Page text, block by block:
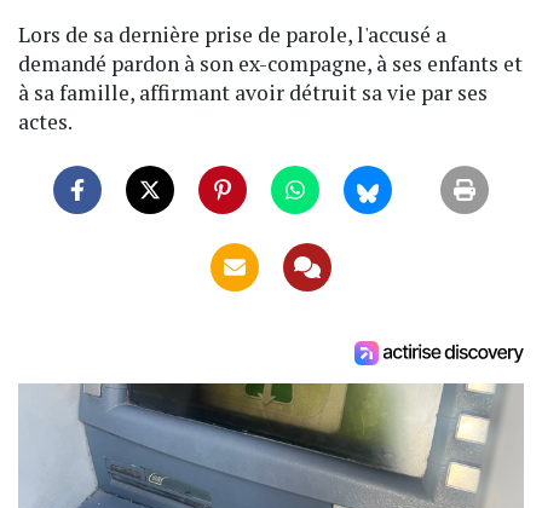
Lors de sa dernière prise de parole, l'accusé a
demandé pardon à son ex-compagne, à ses enfants et
à sa famille, affirmant avoir détruit sa vie par ses
actes.